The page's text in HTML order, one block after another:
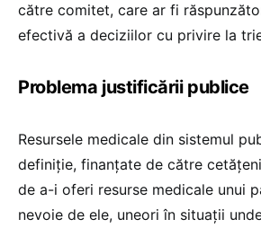
către comitet, care ar fi
efectivă a deciziilor cu privire la
Problema justificării publice
Resursele medicale din sistemul
definiție, finanțate de către
de a-i oferi resurse medicale unui
nevoie de ele, uneori în situații